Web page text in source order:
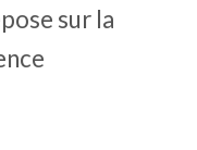
sur la